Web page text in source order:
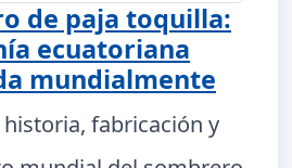
de paja toquilla:
ecuatoriana
mundialmente
fabricación y